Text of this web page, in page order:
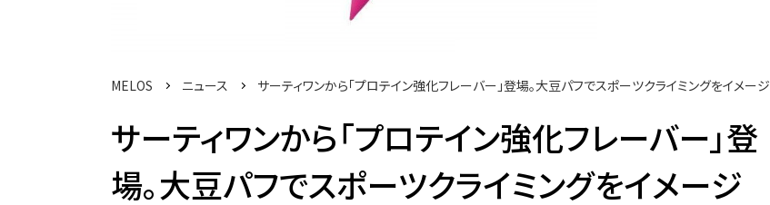
MELOS ニュース サーティワンから「プロテイン強化フレーバー」登場。大豆パフでスポーツクライミングをイメージ
サーティワンから「プロテイン強化フレーバー」登
場。大豆パフでスポーツクライミングをイメージ